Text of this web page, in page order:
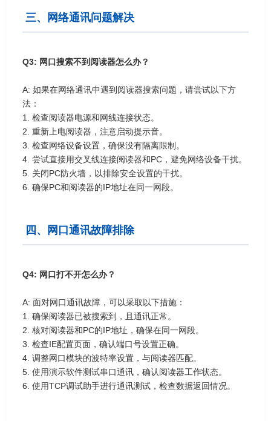
三、网络通讯问题解决
Q3: 网口搜索不到阅读器怎么办？
A: 如果在网络通讯中遇到阅读器搜索问题，请尝试以下方
法：
1. 检查阅读器电源和网线连接状态。
2. 重新上电阅读器，注意启动提示音。
3. 检查网络设备设置，确保没有隔离限制。
4. 尝试直接用交叉线连接阅读器和PC，避免网络设备干扰。
5. 关闭PC防火墙，以排除安全设置的干扰。
6. 确保PC和阅读器的IP地址在同一网段。
四、网口通讯故障排除
Q4: 网口打不开怎么办？
A: 面对网口通讯故障，可以采取以下措施：
1. 确保阅读器已被搜索到，且通讯正常。
2. 核对阅读器和PC的IP地址，确保在同一网段。
3. 检查IE配置页面，确认端口号设置正确。
4. 调整网口模块的波特率设置，与阅读器匹配。
5. 使用演示软件测试串口通讯，确认阅读器工作状态。
6. 使用TCP调试助手进行通讯测试，检查数据返回情况。